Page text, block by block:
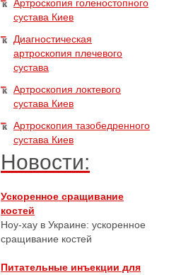
Артроскопия голеностопного
сустава Киев
Диагностическая
артроскопия плечевого
сустава
Артроскопия локтевого
сустава Киев
Артроскопия тазобедренного
сустава Киев
Новости:
Ускоренное сращивание
костей
Ноу-хау в Украине: ускоренное
сращивание костей
Питательные инъекции для